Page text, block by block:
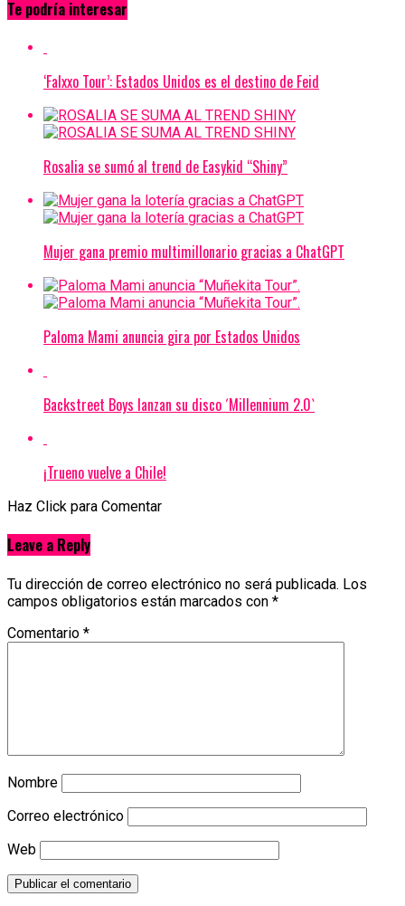
Te podría interesar
‘Falxxo Tour’: Estados Unidos es el destino de Feid
Rosalia se sumó al trend de Easykid “Shiny”
Mujer gana premio multimillonario gracias a ChatGPT
Paloma Mami anuncia gira por Estados Unidos
Backstreet Boys lanzan su disco ´Millennium 2.0`
¡Trueno vuelve a Chile!
Haz Click para Comentar
Leave a Reply
Tu dirección de correo electrónico no será publicada. Los
campos obligatorios están marcados con *
Comentario *
Nombre
Correo electrónico
Web